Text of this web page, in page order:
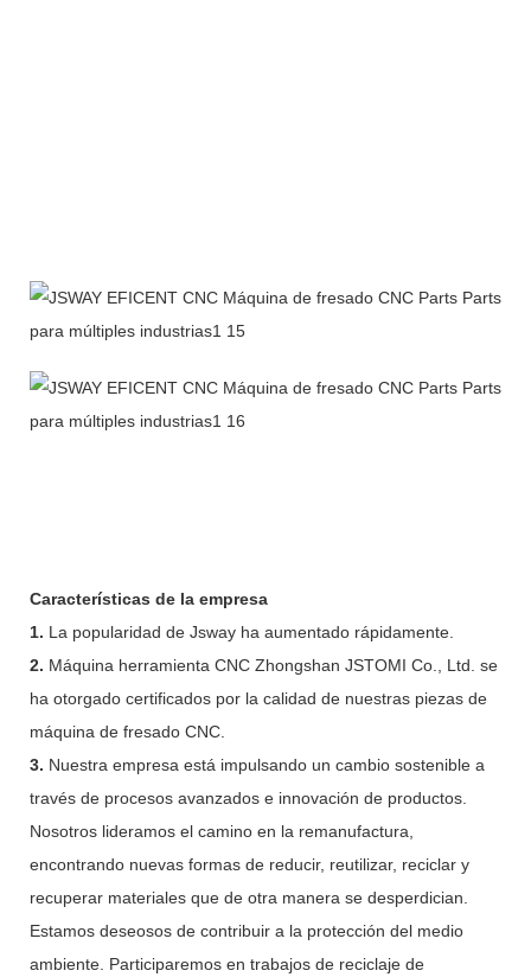
Características de la empresa
1. La popularidad de Jsway ha aumentado rápidamente.
2. Máquina herramienta CNC Zhongshan JSTOMI Co., Ltd. se
ha otorgado certificados por la calidad de nuestras piezas de
máquina de fresado CNC.
3. Nuestra empresa está impulsando un cambio sostenible a
través de procesos avanzados e innovación de productos.
Nosotros lideramos el camino en la remanufactura,
encontrando nuevas formas de reducir, reutilizar, reciclar y
recuperar materiales que de otra manera se desperdician.
Estamos deseosos de contribuir a la protección del medio
ambiente. Participaremos en trabajos de reciclaje de